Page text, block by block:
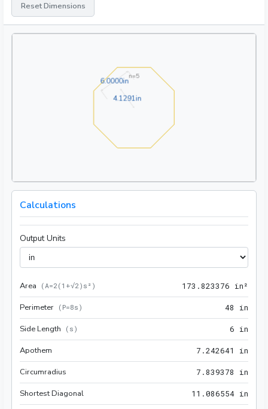
Reset Dimensions
6.0000in6.0000in
4.1291in4.1291in
n=5
Calculations
Output Units
Area (A=2(1+√2)s² ) 1 73 .823376 in²
Perimeter ( P=8s ) 48 in
Side Length ( s ) 6 in
Apothem 7 .242641 in
Circumradius 7 .839378 in
Shortest Diagonal 1 1 .086554 in